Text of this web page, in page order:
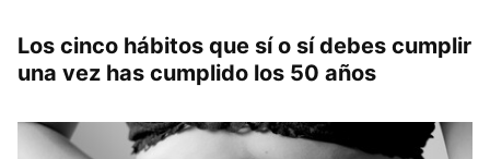
Los cinco hábitos que sí o sí debes cumplir
una vez has cumplido los 50 años